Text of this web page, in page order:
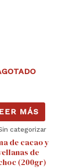
MÁS
categorizar
de cacao y
de
(200gr)